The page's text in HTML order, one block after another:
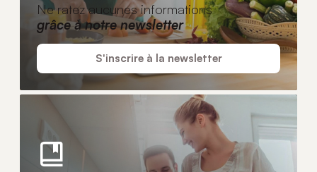
Ne ratez aucunes informations
grâce à notre newsletter
S'inscrire à la newsletter